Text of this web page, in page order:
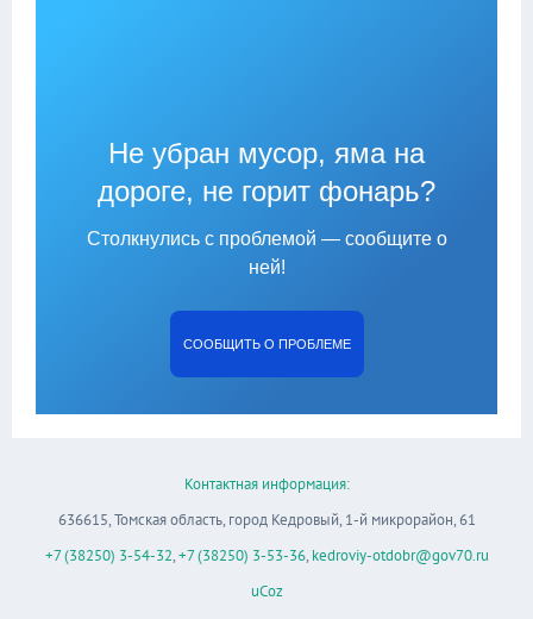
Не убран мусор, яма на
дороге, не горит фонарь?
Столкнулись с проблемой — сообщите о
ней!
СООБЩИТЬ О ПРОБЛЕМЕ
Контактная информация:
636615, Томская область, город Кедровый, 1-й микрорайон, 61
+7 (38250) 3-54-32,+7 (38250) 3-53-36, kedroviy-otdobr@gov70.ru
uCoz